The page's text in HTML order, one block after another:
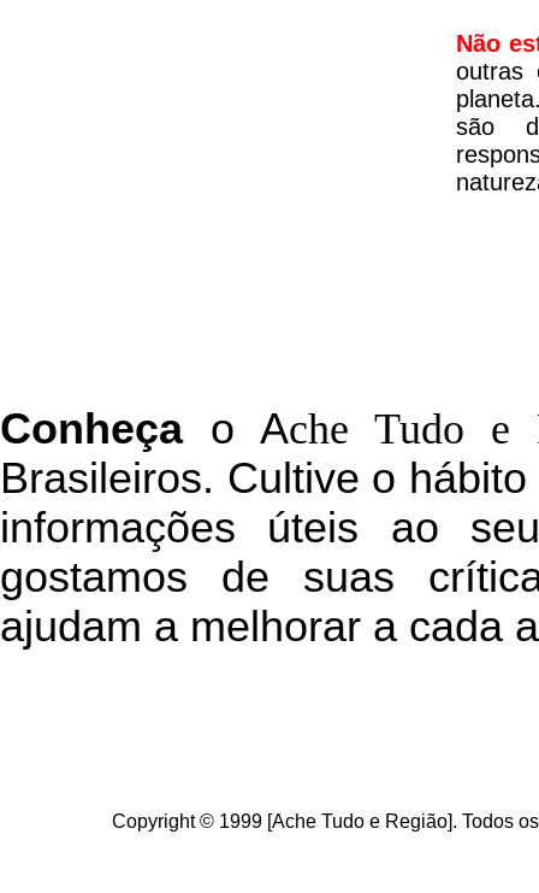
Não
outras
são
Conheçao Ache Tudo e
Brasileiros. Cultive o
informações úteis ao
gostamos de suas
ajudam a melhorar a cada
Copyright © 1999 [Ache Tudo e Região]. Todos